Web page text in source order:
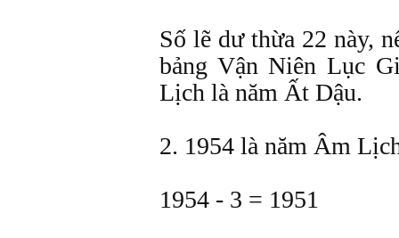
Số lẽ dư thừa 22 này,
bảng Vận Niên Lục
Lịch là năm Ất Dậu.
2. 1954 là năm Âm
1954 - 3 = 1951